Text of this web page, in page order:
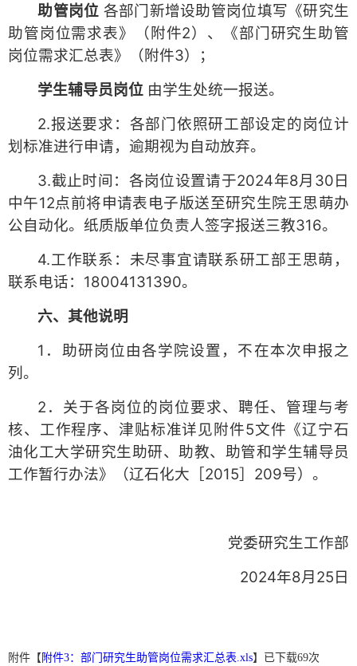
助管岗位 各部门新增设助管岗位填写《研究生
助管岗位需求表》（附件2）、《部门研究生助管
岗位需求汇总表》（附件3）；
学生辅导员岗位 由学生处统一报送。
2.报送要求：各部门依照研工部设定的岗位计
划标准进行申请，逾期视为自动放弃。
3.截止时间：各岗位设置请于2024年8月30日
中午12点前将申请表电子版送至研究生院王思萌办
公自动化。纸质版单位负责人签字报送三教316。
4.工作联系：未尽事宜请联系研工部王思萌，
联系电话：18004131390。
六、其他说明
1．助研岗位由各学院设置，不在本次申报之
列。
2．关于各岗位的岗位要求、聘任、管理与考
核、工作程序、津贴标准详见附件5文件《辽宁石
油化工大学研究生助研、助教、助管和学生辅导员
工作暂行办法》（辽石化大［2015］209号）。
党委研究生工作部
2024年8月25日
附件【 附件3：部门研究生助管岗位需求汇总表.xls】已下载69次